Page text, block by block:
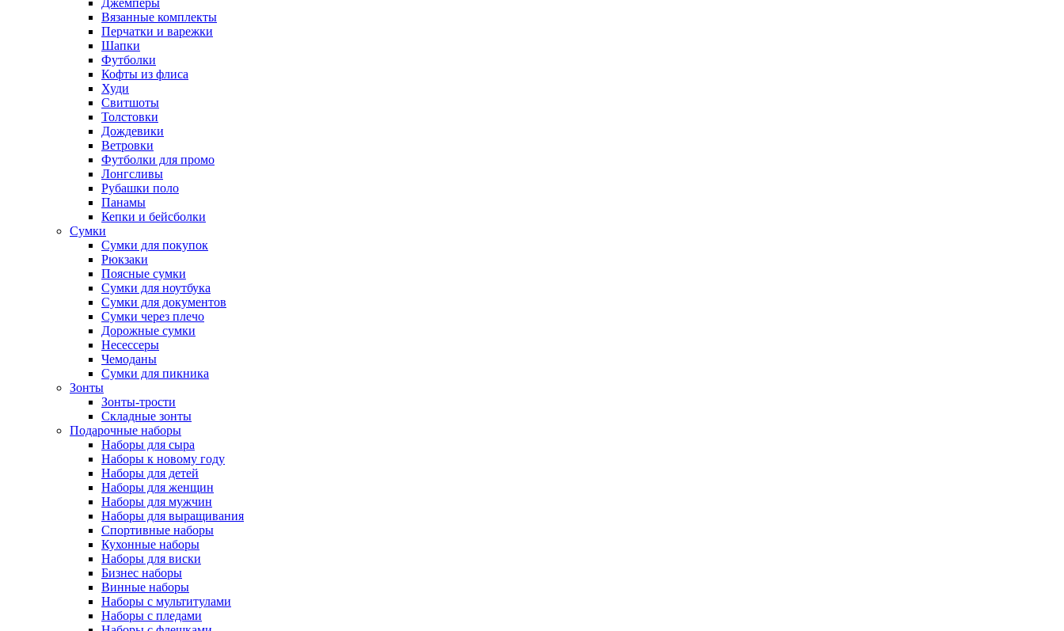
Джемперы
Вязанные комплекты
Перчатки и варежки
Шапки
Футболки
Кофты из флиса
Худи
Свитшоты
Толстовки
Дождевики
Ветровки
Футболки для промо
Лонгсливы
Рубашки поло
Панамы
Кепки и бейсболки
Сумки
Сумки для покупок
Рюкзаки
Поясные сумки
Сумки для ноутбука
Сумки для документов
Сумки через плечо
Дорожные сумки
Несессеры
Чемоданы
Сумки для пикника
Зонты
Зонты-трости
Складные зонты
Подарочные наборы
Наборы для сыра
Наборы к новому году
Наборы для детей
Наборы для женщин
Наборы для мужчин
Наборы для выращивания
Спортивные наборы
Кухонные наборы
Наборы для виски
Бизнес наборы
Винные наборы
Наборы с мультитулами
Наборы с пледами